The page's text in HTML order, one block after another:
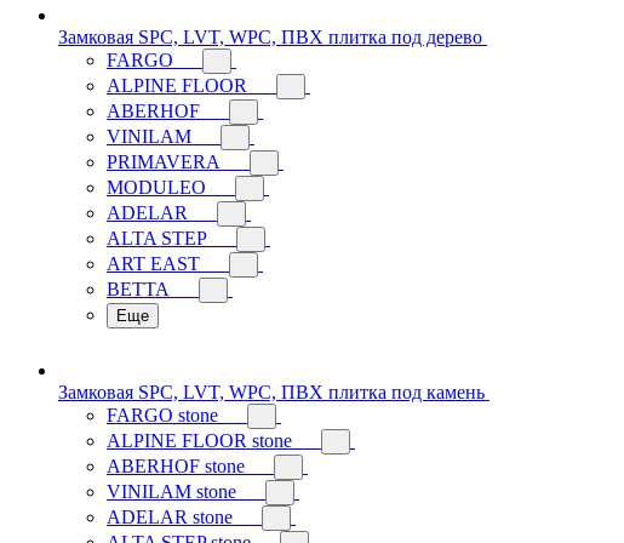
Замковая SPC, LVT, WPC, ПВХ плитка под дерево
FARGO
ALPINE FLOOR
ABERHOF
VINILAM
PRIMAVERA
MODULEO
ADELAR
ALTA STEP
ART EAST
BETTA
Еще
Замковая SPC, LVT, WPC, ПВХ плитка под камень
FARGO stone
ALPINE FLOOR stone
ABERHOF stone
VINILAM stone
ADELAR stone